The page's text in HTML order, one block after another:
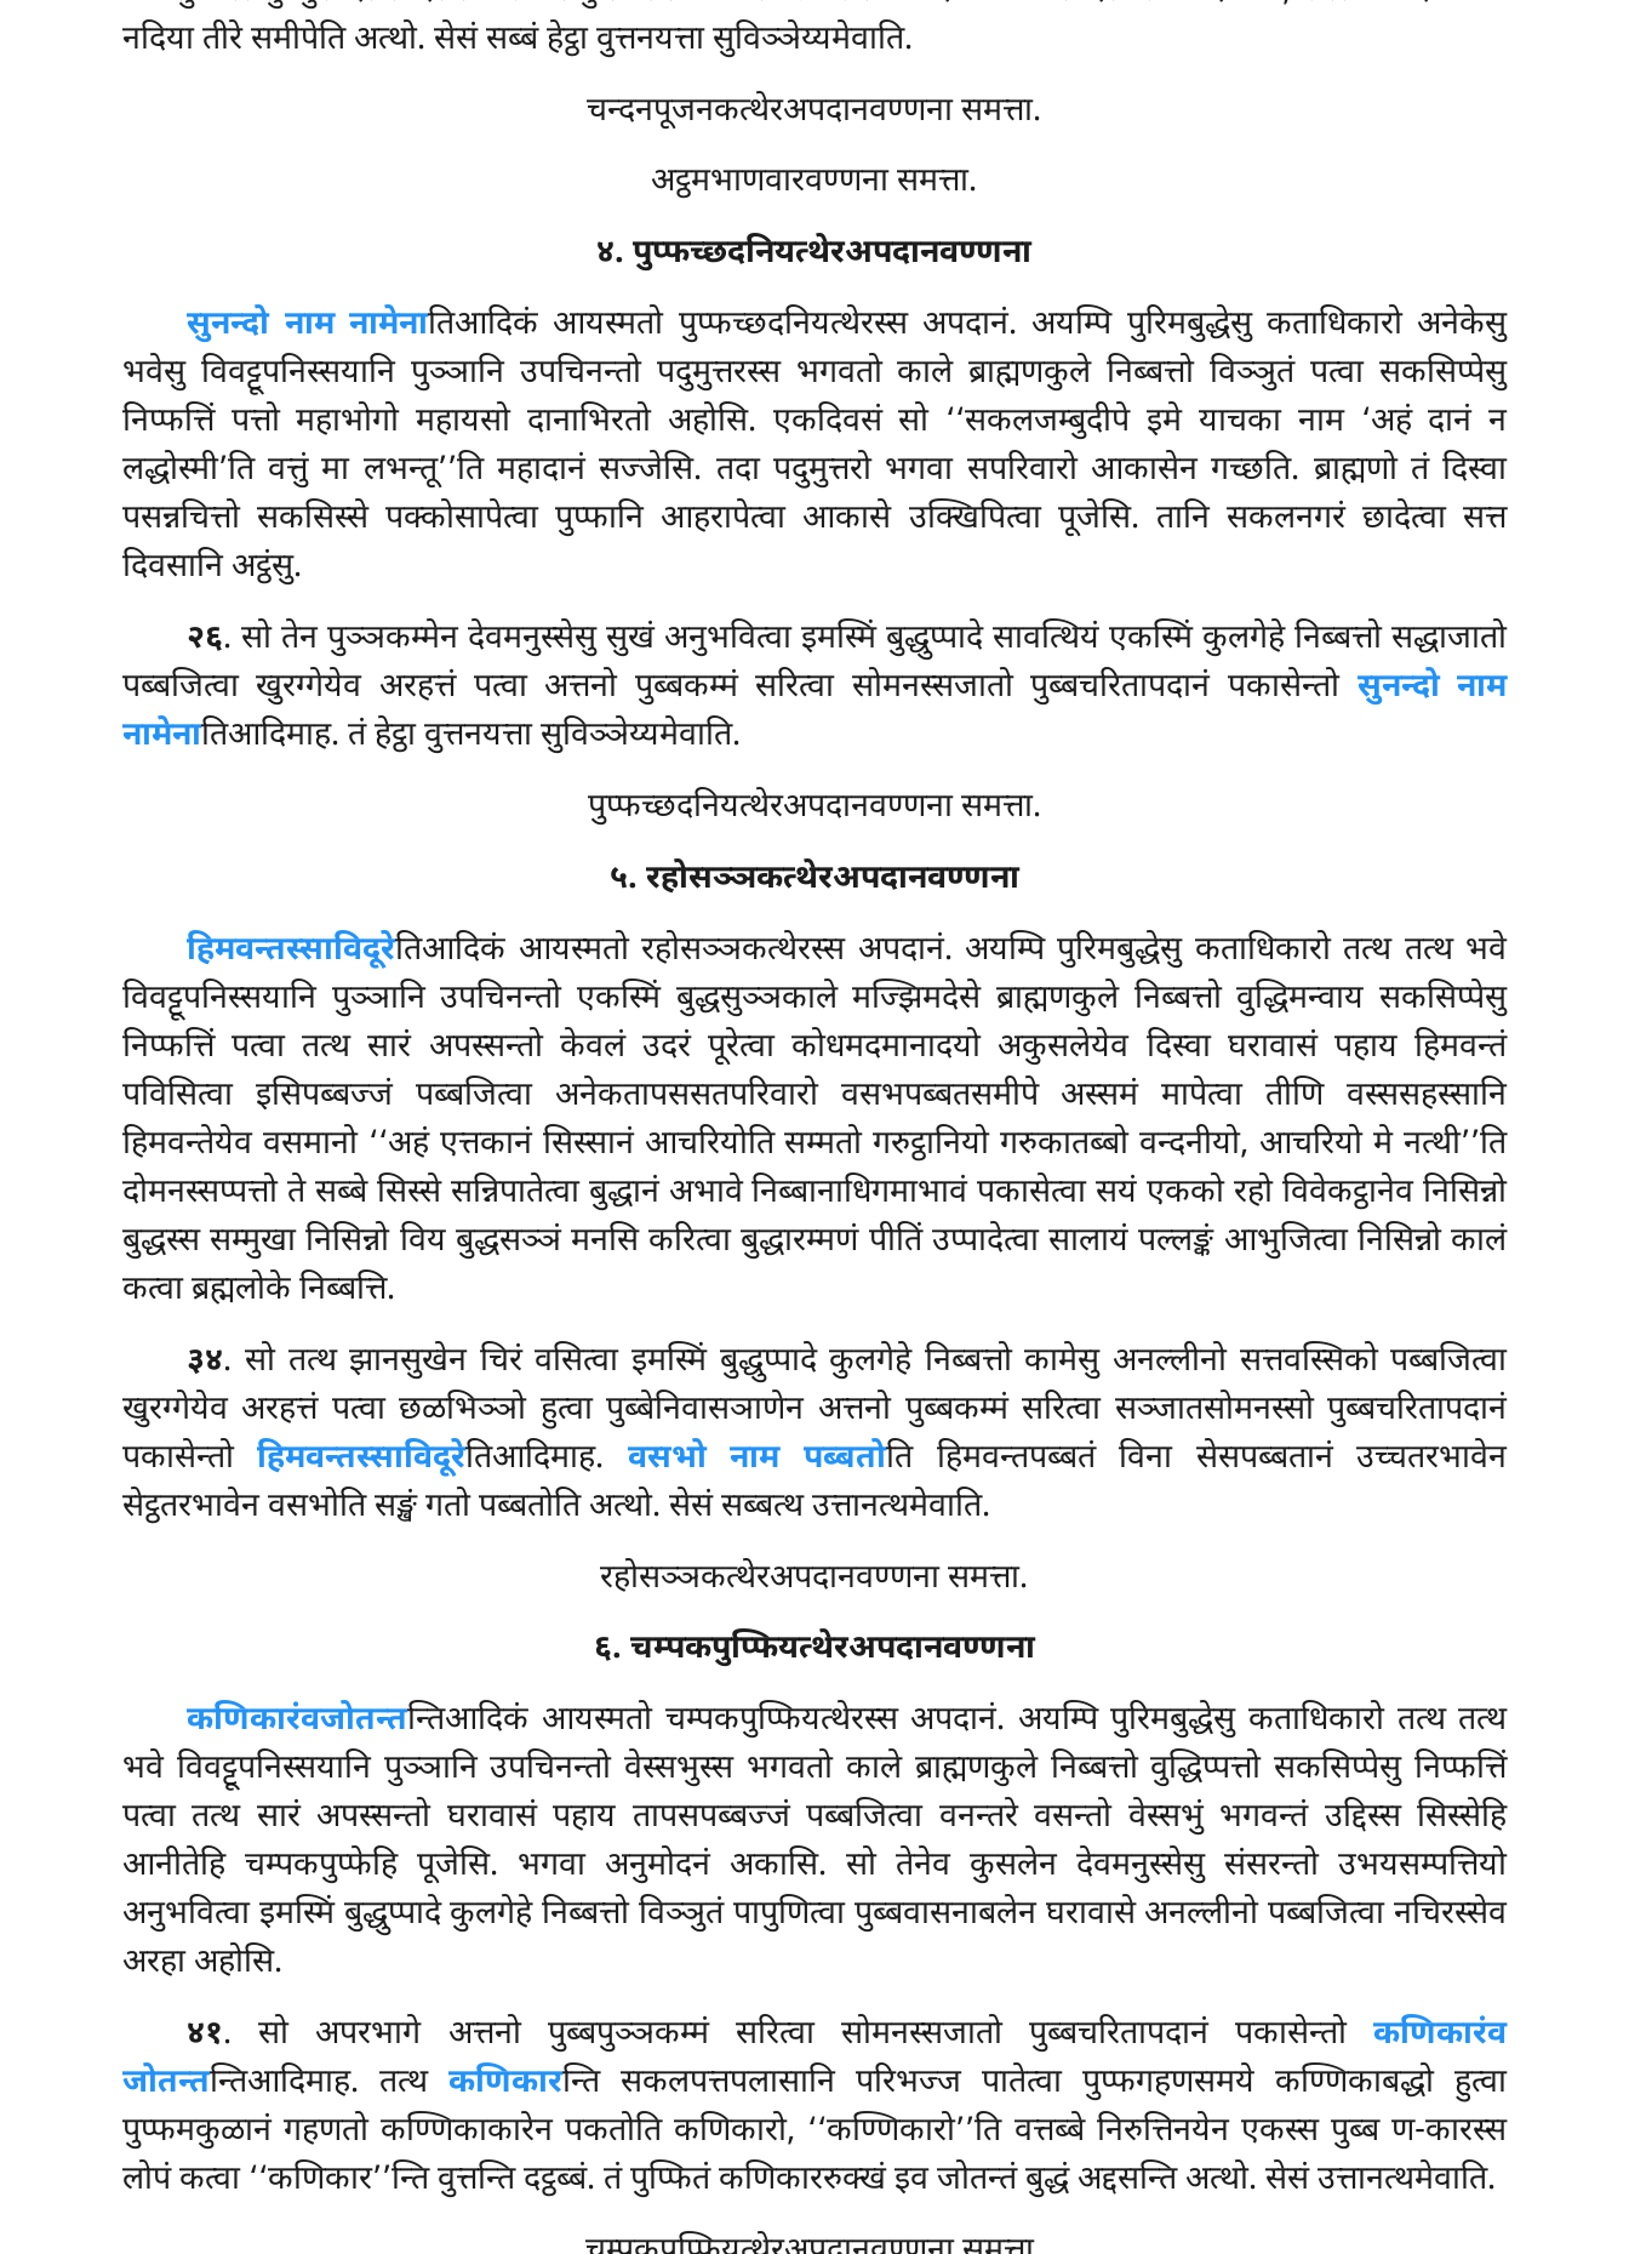
नदिया तीरे समीपेति अत्थो. सेसं सब्बं हेट्ठा वुत्तनयत्ता सुविञ्ञेय्यमेवाति.
चन्दनपूजनकत्थेरअपदानवण्णना समत्ता.
अट्ठमभाणवारवण्णना समत्ता.
४. पुप्फच्छदनियत्थेरअपदानवण्णना
सुनन्दो नाम नामेनातिआदिकं आयस्मतो पुप्फच्छदनियत्थेरस्स अपदानं. अयम्पि पुरिमबुद्धेसु कताधिकारो अनेकेसु
भवेसु विवट्टूपनिस्सयानि पुञ्ञानि उपचिनन्तो पदुमुत्तरस्स भगवतो काले ब्राह्मणकुले निब्बत्तो विञ्ञुतं पत्वा सकसिप्पेसु
निप्फत्तिं पत्तो महाभोगो महायसो दानाभिरतो अहोसि. एकदिवसं सो ‘‘सकलजम्बुदीपे इमे याचका नाम ‘अहं दानं न
लद्धोस्मी’तिवत्तुं मा लभन्तू’’ति महादानं सज्जेसि. तदा पदुमुत्तरो भगवा सपरिवारो आकासेन गच्छति. ब्राह्मणो तं दिस्वा
पसन्नचित्तो सकसिस्से पक्कोसापेत्वा पुप्फानि आहरापेत्वा आकासे उक्खिपित्वा पूजेसि. तानि सकलनगरं छादेत्वा सत्त
दिवसानि अट्ठंसु.
२६. सो तेन पुञ्ञकम्मेन देवमनुस्सेसु सुखं अनुभवित्वा इमस्मिं बुद्धुप्पादे सावत्थियं एकस्मिं कुलगेहे निब्बत्तो सद्धाजातो
पब्बजित्वा खुरग्गेयेव अरहत्तं पत्वा अत्तनो पुब्बकम्मं सरित्वा सोमनस्सजातो पुब्बचरितापदानं पकासेन्तो सुनन्दो नाम
नामेनातिआदिमाह. तं हेट्ठा वुत्तनयत्ता सुविञ्ञेय्यमेवाति.
पुप्फच्छदनियत्थेरअपदानवण्णना समत्ता.
५. रहोसञ्ञकत्थेरअपदानवण्णना
हिमवन्तस्साविदूरेतिआदिकं आयस्मतो रहोसञ्ञकत्थेरस्स अपदानं. अयम्पि पुरिमबुद्धेसु कताधिकारो तत्थ तत्थ भवे
विवट्टूपनिस्सयानि पुञ्ञानि उपचिनन्तो एकस्मिं बुद्धसुञ्ञकाले मज्झिमदेसे ब्राह्मणकुले निब्बत्तो वुद्धिमन्वाय सकसिप्पेसु
निप्फत्तिं पत्वा तत्थ सारं अपस्सन्तो केवलं उदरं पूरेत्वा कोधमदमानादयो अकुसलेयेव दिस्वा घरावासं पहाय हिमवन्तं
पविसित्वा इसिपब्बज्जं पब्बजित्वा अनेकतापससतपरिवारो वसभपब्बतसमीपे अस्समं मापेत्वा तीणि वस्ससहस्सानि
हिमवन्तेयेव वसमानो ‘‘अहं एत्तकानं सिस्सानं आचरियोति सम्मतो गरुट्ठानियो गरुकातब्बो वन्दनीयो, आचरियो मे नत्थी’’ति
दोमनस्सप्पत्तो ते सब्बे सिस्से सन्निपातेत्वा बुद्धानं अभावे निब्बानाधिगमाभावं पकासेत्वा सयं एकको रहो विवेकट्ठानेव निसिन्नो
बुद्धस्स सम्मुखा निसिन्नो विय बुद्धसञ्ञं मनसि करित्वा बुद्धारम्मणं पीतिं उप्पादेत्वा सालायं पल्लङ्कं आभुजित्वा निसिन्नो कालं
कत्वा ब्रह्मलोके निब्बत्ति.
३४. सो तत्थ झानसुखेन चिरं वसित्वा इमस्मिं बुद्धुप्पादे कुलगेहे निब्बत्तो कामेसु अनल्लीनो सत्तवस्सिको पब्बजित्वा
खुरग्गेयेव अरहत्तं पत्वा छळभिञ्ञो हुत्वा पुब्बेनिवासञाणेन अत्तनो पुब्बकम्मं सरित्वा सञ्जातसोमनस्सो पुब्बचरितापदानं
पकासेन्तोहिमवन्तस्साविदूरेतिआदिमाह. वसभो नाम पब्बतोति हिमवन्तपब्बतं विना सेसपब्बतानं उच्चतरभावेन
सेट्ठतरभावेन वसभोति सङ्खं गतो पब्बतोति अत्थो. सेसं सब्बत्थ उत्तानत्थमेवाति.
रहोसञ्ञकत्थेरअपदानवण्णना समत्ता.
६. चम्पकपुप्फियत्थेरअपदानवण्णना
कणिकारंवजोतन्तन्तिआदिकं आयस्मतो चम्पकपुप्फियत्थेरस्स अपदानं. अयम्पि पुरिमबुद्धेसु कताधिकारो तत्थ तत्थ
भवे विवट्टूपनिस्सयानि पुञ्ञानि उपचिनन्तो वेस्सभुस्स भगवतो काले ब्राह्मणकुले निब्बत्तो वुद्धिप्पत्तो सकसिप्पेसु निप्फत्तिं
पत्वा तत्थ सारं अपस्सन्तो घरावासं पहाय तापसपब्बज्जं पब्बजित्वा वनन्तरे वसन्तो वेस्सभुं भगवन्तं उद्दिस्स सिस्सेहि
आनीतेहि चम्पकपुप्फेहि पूजेसि. भगवा अनुमोदनं अकासि. सो तेनेव कुसलेन देवमनुस्सेसु संसरन्तो उभयसम्पत्तियो
अनुभवित्वा इमस्मिं बुद्धुप्पादे कुलगेहे निब्बत्तो विञ्ञुतं पापुणित्वा पुब्बवासनाबलेन घरावासे अनल्लीनो पब्बजित्वा नचिरस्सेव
अरहा अहोसि.
४१. सो अपरभागे अत्तनो पुब्बपुञ्ञकम्मं सरित्वा सोमनस्सजातो पुब्बचरितापदानं पकासेन्तोकणिकारंव
जोतन्तन्तिआदिमाह. तत्थ कणिकारन्ति सकलपत्तपलासानि परिभज्ज पातेत्वा पुप्फगहणसमये कण्णिकाबद्धो हुत्वा
पुप्फमकुळानं गहणतो कण्णिकाकारेन पकतोति कणिकारो, ‘‘कण्णिकारो’’ति वत्तब्बे निरुत्तिनयेन एकस्स पुब्ब ण-कारस्स
लोपं कत्वा ‘‘कणिकार’’न्तिवुत्तन्ति दट्ठब्बं. तं पुप्फितं कणिकाररुक्खं इव जोतन्तं बुद्धं अद्दसन्ति अत्थो. सेसं उत्तानत्थमेवाति.